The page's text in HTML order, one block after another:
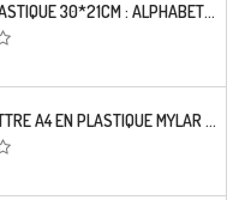
POCHOIR PLASTIQUE 30*21CM : ALPHABET (03)
POCHOIR LETTRE A4 EN PLASTIQUE MYLAR ALPHABET STYLE STENCIL BOLD 30 MM